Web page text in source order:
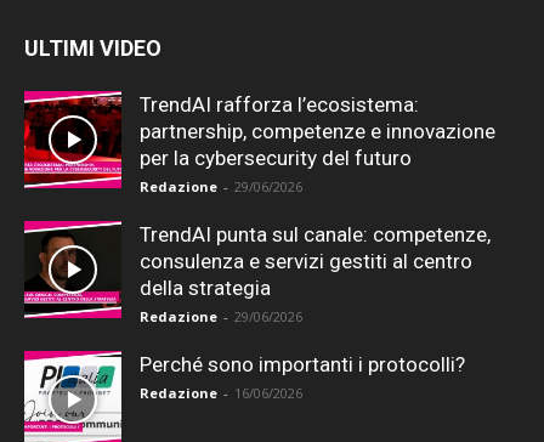
ULTIMI VIDEO
TrendAI rafforza l’ecosistema:
partnership, competenze e innovazione
per la cybersecurity del futuro
Redazione - 29/06/2026
TrendAI punta sul canale: competenze,
consulenza e servizi gestiti al centro
della strategia
Redazione - 29/06/2026
Perché sono importanti i protocolli?
Redazione - 16/06/2026